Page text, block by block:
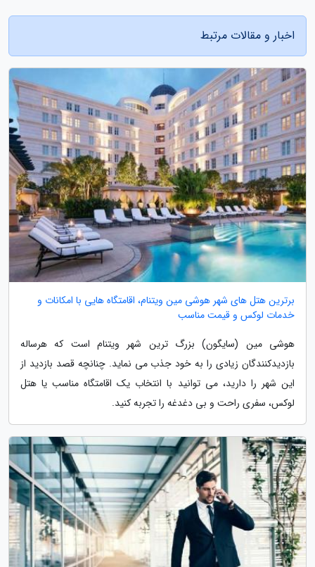
اخبار و مقالات مرتبط
برترین هتل های شهر هوشی مین ویتنام، اقامتگاه هایی با امکانات و
خدمات لوکس و قیمت مناسب
هوشی مین (سایگون) بزرگ ترین شهر ویتنام است که هرساله
بازدیدکنندگان زیادی را به خود جذب می نماید. چنانچه قصد بازدید از
این شهر را دارید، می توانید با انتخاب یک اقامتگاه مناسب یا هتل
لوکس، سفری راحت و بی دغدغه را تجربه کنید.